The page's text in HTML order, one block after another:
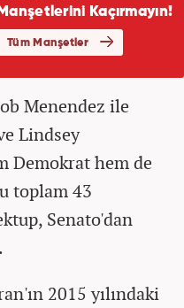
Menendez ile
Lindsey
Demokrat hem de
toplam 43
Senato'dan
2015 yılındaki